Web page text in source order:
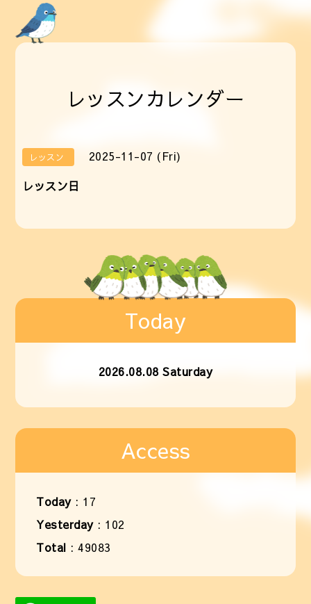
レッスンカレンダー
レッスン
2025-11-07 (Fri)
レッスン日
Today
2026.08.08 Saturday
Access
Today: 17
Yesterday: 102
Total :49083